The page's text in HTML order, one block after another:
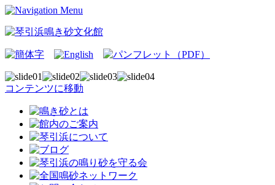
コンテンツに移動